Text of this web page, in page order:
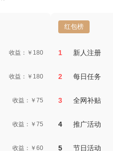
收益：￥180
收益：￥180
收益：￥75
收益：￥75
收益：￥60
红包榜
1 新人注册
2 每日任务
3 全网补贴
4 推广活动
5 节日活动